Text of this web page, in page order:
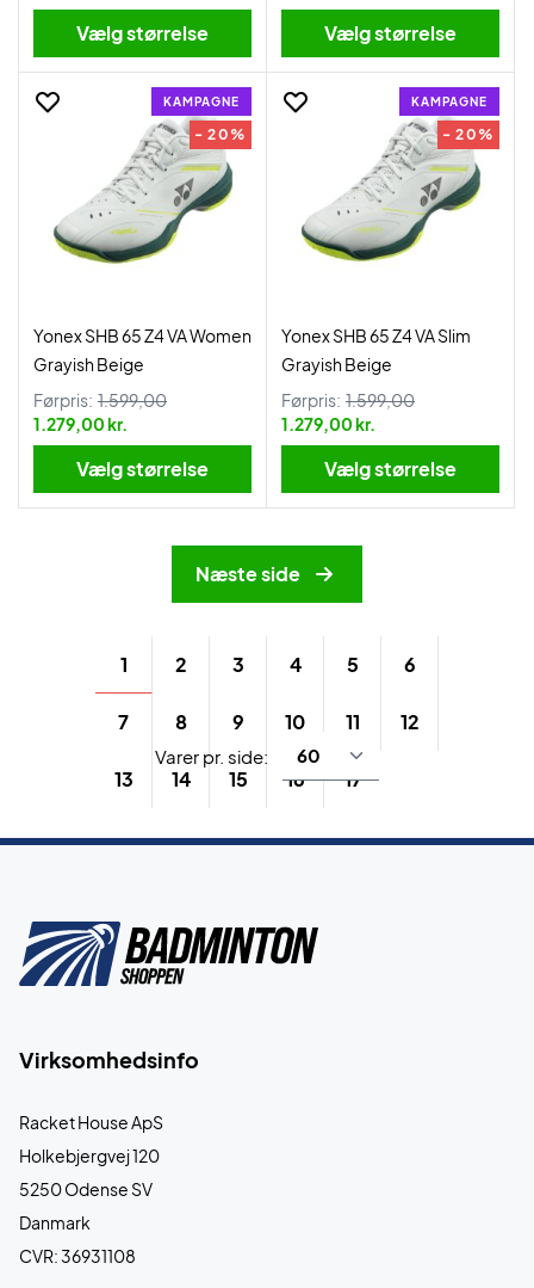
Vælg størrelse Vælg størrelse
KAMPAGNE
- 20%
Yonex SHB 65 Z4 VA Women
Grayish Beige
Førpris: 1.599,00
1.279,00 kr.
Vælg størrelse
KAMPAGNE
- 20%
Yonex SHB 65 Z4 VA Slim
Grayish Beige
Førpris: 1.599,00
1.279,00 kr.
Vælg størrelse
Næste side
1 2 3 4 5 6
7 8 9 10 11 12
13 14 15 16 17
Varer pr. side:
Virksomhedsinfo
Racket House ApS
Holkebjergvej 120
5250 Odense SV
Danmark
CVR: 36931108